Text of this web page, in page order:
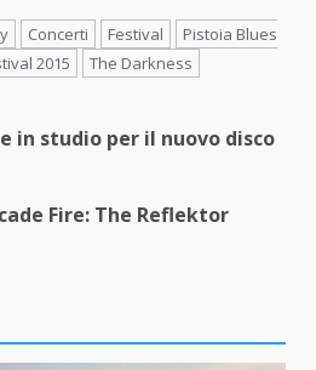
Concerti Festival
Pistoia Blues
2015 The Darkness
in studio per il nuovo disco
Fire: The Reflektor